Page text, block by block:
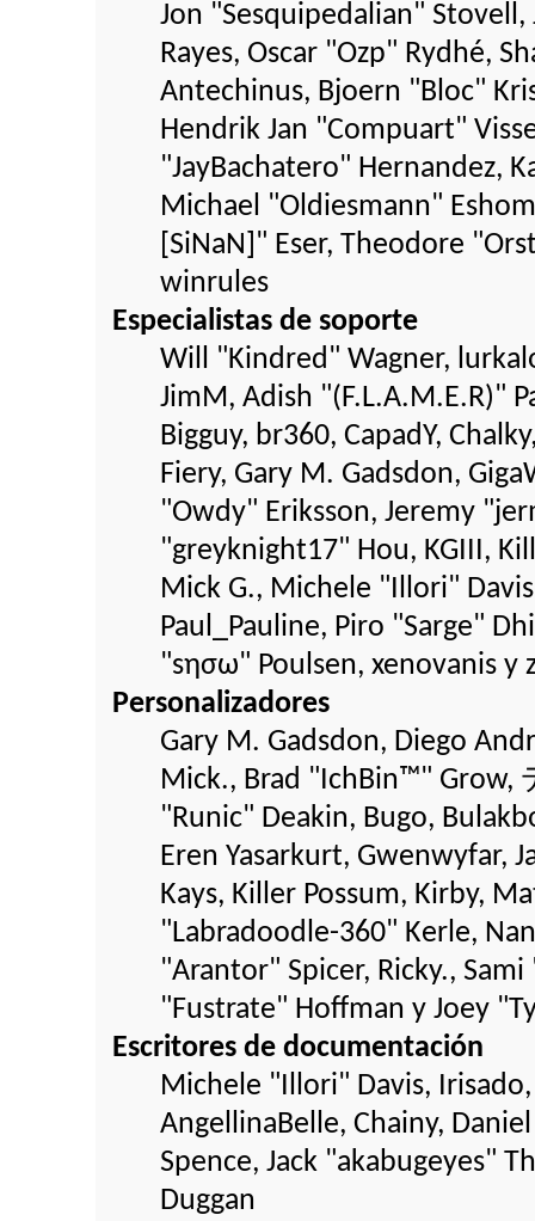
Jon "Sesquipedalian" Stovell,
Rayes, Oscar "Ozp" Rydhé,
Antechinus, Bjoern "Bloc"
Hendrik Jan "Compuart"
"JayBachatero" Hernandez,
Michael "Oldiesmann"
[SiNaN]" Eser, Theodore
winrules
Especialistas de soporte
Will "Kindred" Wagner,
JimM, Adish "(F.L.A.M.E.R)"
Bigguy, br360, CapadY,
Fiery, Gary M. Gadsdon,
"Owdy" Eriksson, Jeremy
"greyknight17" Hou, KGIII,
Mick G., Michele "Illori"
Paul_Pauline, Piro "Sarge"
"sησω" Poulsen, xenovanis y
Personalizadores
Gary M. Gadsdon, Diego
Mick., Brad "IchBin™" Grow,
"Runic" Deakin, Bugo,
Eren Yasarkurt, Gwenwyfar,
Kays, Killer Possum, Kirby,
"Labradoodle-360" Kerle,
"Arantor" Spicer, Ricky.,
"Fustrate" Hoffman y Joey
Escritores de documentación
Michele "Illori" Davis,
AngellinaBelle, Chainy,
Spence, Jack "akabugeyes"
Duggan